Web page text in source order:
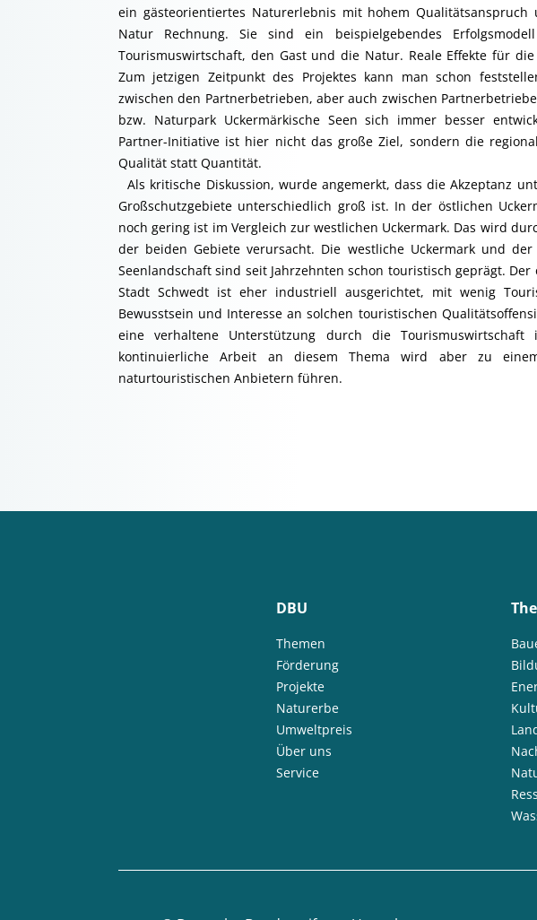
ein gästeorientiertes Naturerlebnis mit hohem
Natur Rechnung. Sie sind ein beispielgebendes
Tourismuswirtschaft, den Gast und die Natur. Reale Effekte für
Zum jetzigen Zeitpunkt des Projektes kann man schon
zwischen den Partnerbetrieben, aber auch zwischen
bzw. Naturpark Uckermärkische Seen sich immer besser
Partner-Initiative ist hier nicht das große Ziel, sondern die
Qualität statt Quantität.
Als kritische Diskussion, wurde angemerkt, dass die Akzeptanz
Großschutzgebiete unterschiedlich groß ist. In der östlichen
noch gering ist im Vergleich zur westlichen Uckermark. Das wird
der beiden Gebiete verursacht. Die westliche Uckermark und
Seenlandschaft sind seit Jahrzehnten schon touristisch geprägt.
Stadt Schwedt ist eher industriell ausgerichtet, mit wenig
Bewusstsein und Interesse an solchen touristischen
eine verhaltene Unterstützung durch die
kontinuierliche Arbeit an diesem Thema wird aber zu
naturtouristischen Anbietern führen.
DBU
Themen
Förderung
Projekte
Naturerbe
Umweltpreis
Über uns
Service